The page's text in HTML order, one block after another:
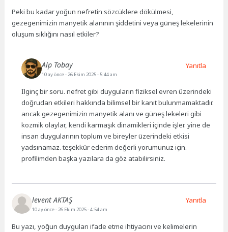
Peki bu kadar yoğun nefretin sözcüklere dökülmesi,
gezegenimizin manyetik alanının şiddetini veya güneş lekelerinin
oluşum sıklığını nasıl etkiler?
Alp Tobay
10 ay önce- 26 Ekim 2025 - 5:44 am
Ilginç bir soru. nefret gibi duyguların fiziksel evren üzerindeki
doğrudan etkileri hakkında bilimsel bir kanıt bulunmamaktadır.
ancak gezegenimizin manyetik alanı ve güneş lekeleri gibi
kozmik olaylar, kendi karmaşık dinamikleri içinde işler. yine de
insan duygularının toplum ve bireyler üzerindeki etkisi
yadsınamaz. teşekkür ederim değerli yorumunuz için.
profilimden başka yazılara da göz atabilirsiniz.
Yanıtla
levent AKTAŞ
10 ay önce- 26 Ekim 2025 - 4:54 am
Bu yazı, yoğun duyguları ifade etme ihtiyacını ve kelimelerin
Yanıtla